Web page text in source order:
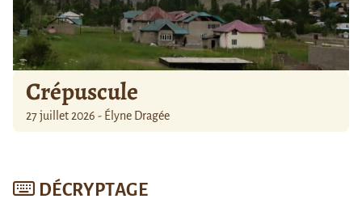
Crépuscule
27 juillet 2026 - Élyne Dragée
DÉCRYPTAGE